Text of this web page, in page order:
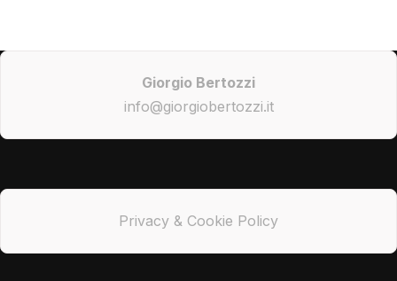
Giorgio Bertozzi
info@giorgiobertozzi.it
Privacy & Cookie Policy